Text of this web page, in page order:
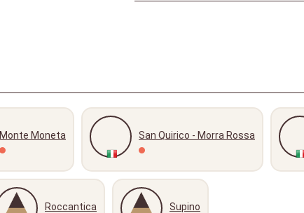
Monte Moneta San Quirico - Morra Rossa
Roccantica Supino